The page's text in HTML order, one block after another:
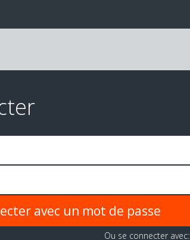
Ou se connecter avec: